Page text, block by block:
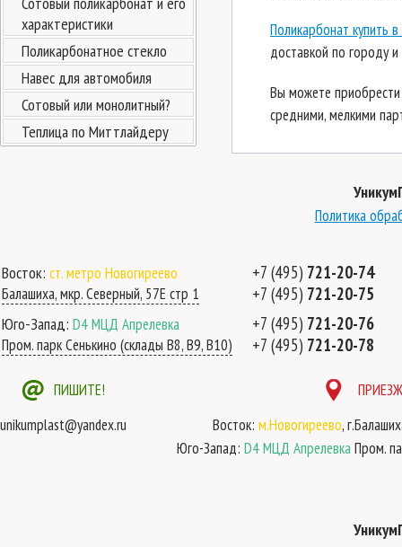
характеристики
Поликарбонатное стекло
Навес для автомобиля
Сотовый или монолитный?
Теплица по Миттлайдеру
Поликарбонат купить
доставкой по городу и
Вы можете
средними, мелкими
Политика
Восток: ст. метро Новогиреево
Балашиха, мкр. Северный, 57Е стр 1
+7 (495) 721-20-74
+7 (495) 721-20-75
Юго-Запад: D4 МЦД Апрелевка
Пром. парк Сенькино (склады B8, B9, B10)
+7 (495) 721-20-76
+7 (495) 721-20-78
ПИШИТЕ!
unikumplast@yandex.ru
Восток: м.Новогиреево,
Юго-Запад: D4 МЦД АпрелевкаПром.